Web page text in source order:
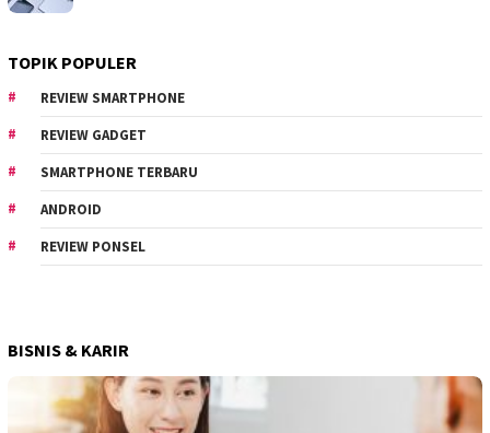
TOPIK POPULER
REVIEW SMARTPHONE
REVIEW GADGET
SMARTPHONE TERBARU
ANDROID
REVIEW PONSEL
BISNIS & KARIR